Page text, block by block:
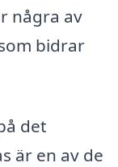
några av
bidrar
det
är en av de